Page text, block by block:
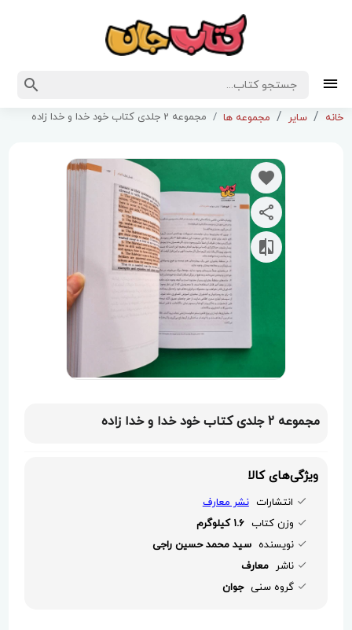
خانه سایر مجموعه ها مجموعه 2 جلدی کتاب خود خدا و خدا زاده
مجموعه 2 جلدی کتاب خود خدا و خدا زاده
ویژگی‌های کالا
انتشارات نشر معارف
وزن کتاب 1.6 کیلوگرم
نویسنده سید محمد حسین راجی
ناشر معارف
گروه سنی جوان